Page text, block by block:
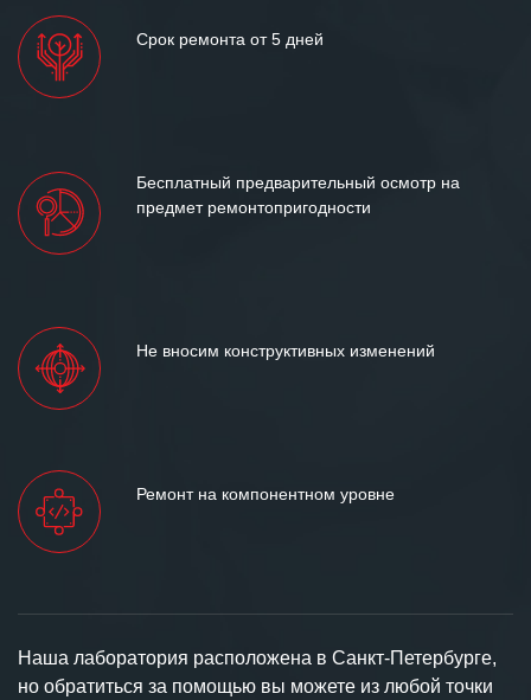
Срок ремонта от 5 дней
Бесплатный предварительный осмотр на
предмет ремонтопригодности
Не вносим конструктивных изменений
Ремонт на компонентном уровне
Наша лаборатория расположена в Санкт-Петербурге,
но обратиться за помощью вы можете из любой точки